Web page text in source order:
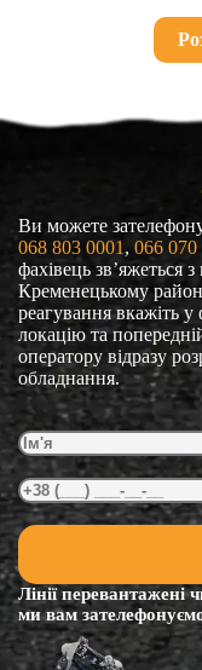
Ви можете
068 803 0001 , 066 070
фахівець зв’яжеться
Кременецькому
реагування вкажіть у
локацію та
оператору відразу
обладнання.
Лінії перевантажені
ми вам